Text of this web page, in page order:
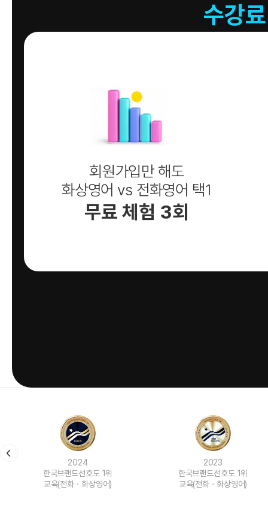
수강
회원가입만 해도
화상영어 vs 전화영어 택1
무료 체험 3회
2024
한국브랜드선호도 1위
교육(전화ㆍ화상영어)
2023
한국브랜드선호도 1위
교육(전화ㆍ화상영어)